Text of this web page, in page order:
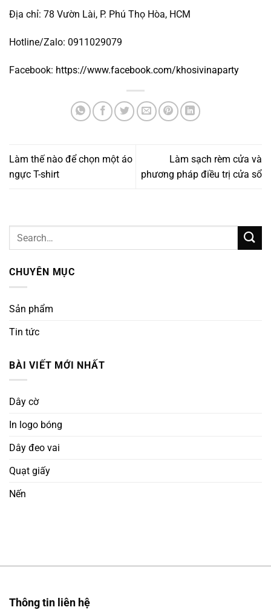
Địa chỉ: 78 Vườn Lài, P. Phú Thọ Hòa, HCM
Hotline/Zalo: 0911029079
Facebook: https://www.facebook.com/khosivinaparty
Làm thế nào để chọn một áo
ngực T-shirt
Làm sạch rèm cửa và
phương pháp điều trị cửa sổ
CHUYÊN MỤC
Sản phẩm
Tin tức
BÀI VIẾT MỚI NHẤT
Dây cờ
In logo bóng
Dây đeo vai
Quạt giấy
Nến
Thông tin liên hệ